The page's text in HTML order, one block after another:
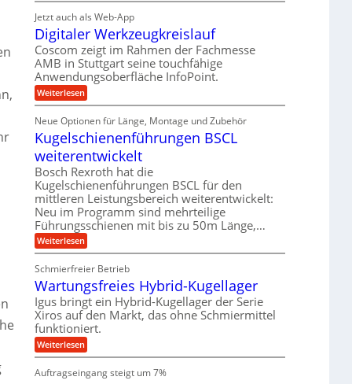
r
r
a
u
e
U
m
g
e
b
n
g
e
n
i
n
g
a
n
g
i
g
e
r
a
l
s
M
a
s
c
h
i
n
e
n
r
i
b
e
f
ü
r
p
r
z
i
e
H
u
b
b
e
w
e
g
n
g
e
n
ä
z
i
s
i
o
n
f
ü
r
A
u
t
o
m
o
i
v
e
u
n
d
M
a
s
c
h
i
n
e
b
Jetzt auch als Web-App
Digitaler Werkzeugkreislauf
Coscom zeigt im Rahmen der Fachmesse
AMB in Stuttgart seine touchfähige
Anwendungsoberfläche InfoPoint.
Weiterlesen:
D
g
i
t
a
l
e
r
W
e
r
k
z
e
u
k
r
e
s
l
a
f
Neue Optionen für Länge, Montage und Zubehör
Kugelschienenführungen BSCL
weiterentwickelt
Bosch Rexroth hat die
Kugelschienenführungen BSCL für den
mittleren Leistungsbereich weiterentwickelt:
Neu im Programm sind mehrteilige
Führungsschienen mit bis zu 50m Länge,…
Weiterlesen:
K
g
e
l
s
c
h
i
e
n
e
Schmierfreier Betrieb
Wartungsfreies Hybrid-Kugellager
Igus bringt ein Hybrid-Kugellager der Serie
Xiros auf den Markt, das ohne Schmiermittel
funktioniert.
Weiterlesen:
W
r
Auftragseingang steigt um 7%